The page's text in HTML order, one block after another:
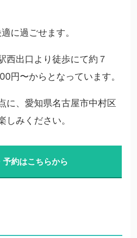
に過ごせます。
西出口より徒歩にて約７
円〜からとなっています。
に、愛知県名古屋市中村区
しみください。
予約はこちらから